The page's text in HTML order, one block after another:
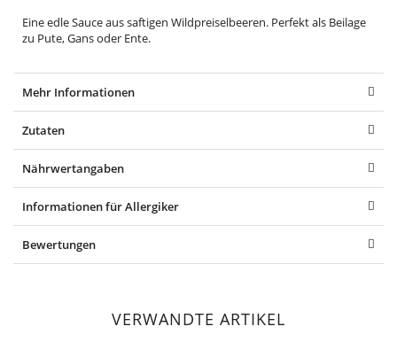
Eine edle Sauce aus saftigen Wildpreiselbeeren. Perfekt als Beilage
zu Pute, Gans oder Ente.
Mehr Informationen
Zutaten
Nährwertangaben
Informationen für Allergiker
Bewertungen
VERWANDTE ARTIKEL